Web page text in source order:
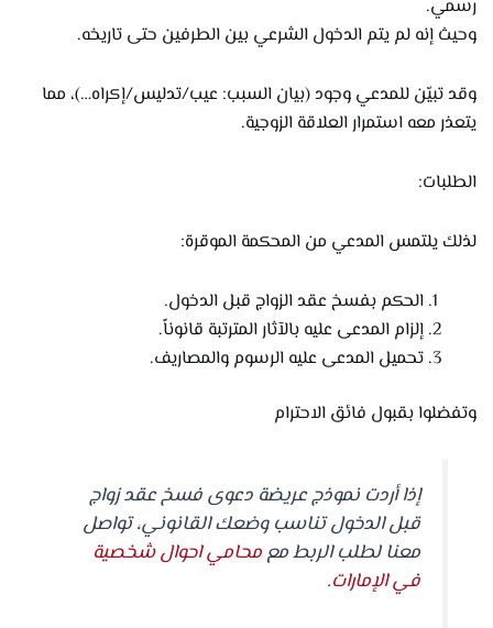
رسمي.
وحيث إنه لم يتم الدخول الشرعي بين الطرفين حتى تاريخه.
وقد تبيّن للمدعي وجود (بيان السبب: عيب/تدليس/إكراه…)، مما
يتعذر معه استمرار العلاقة الزوجية.
الطلبات:
لذلك يلتمس المدعي من المحكمة الموقرة:
الحكم بفسخ عقد الزواج قبل الدخول.
إلزام المدعى عليه بالآثار المترتبة قانوناً.
تحميل المدعى عليه الرسوم والمصاريف.
وتفضلوا بقبول فائق الاحترام
إذا أردت نموذج عريضة دعوى فسخ عقد زواج
قبل الدخول تناسب وضعك القانوني، تواصل
معنا لطلب الربط معمحامي احوال شخصية
في الإمارات.